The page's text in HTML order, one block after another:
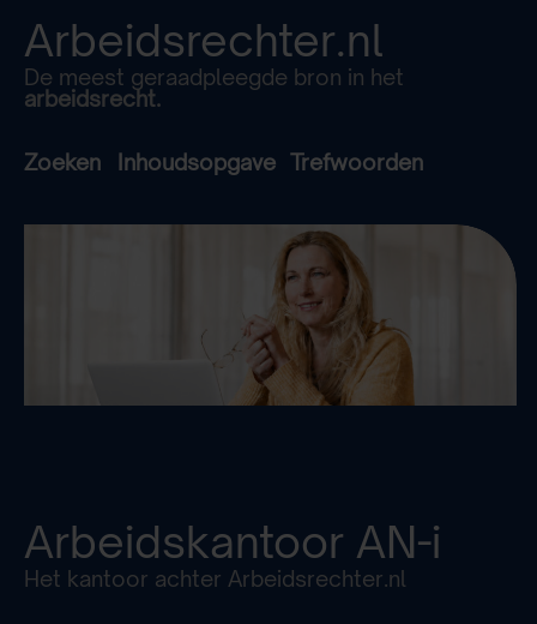
Arbeidsrechter.nl
De meest geraadpleegde bron in het
arbeidsrecht.
Zoeken Inhoudsopgave Trefwoorden
Arbeidskantoor AN-i
Het kantoor achter Arbeidsrechter.nl